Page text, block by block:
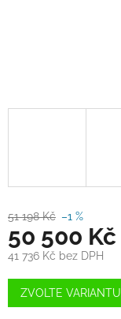
51 198 Kč –1 %
50 500 Kč
41 736 Kč bez DPH
Měrná
cena:
ZVOLTE VARIANTU